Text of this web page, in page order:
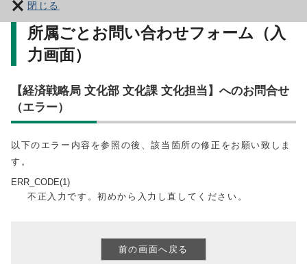
閉じる
所属ごとお問い合わせフォーム（入
力画面）
【経済戦略局 文化部 文化課 文化担当】へのお問合せ
（エラー）
以下のエラー内容を参照の後、該当箇所の修正をお願い致しま
す。
ERR_CODE(1)
不正入力です。初めから入力し直してください。